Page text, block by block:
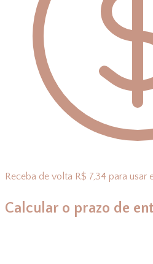
Receba de volta R$ 7,34 para usar
Calcular o prazo de